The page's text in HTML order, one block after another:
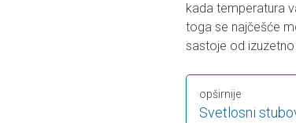
kada temperatura
toga se najčešće
sastoje od
Svetlosni
opširnije